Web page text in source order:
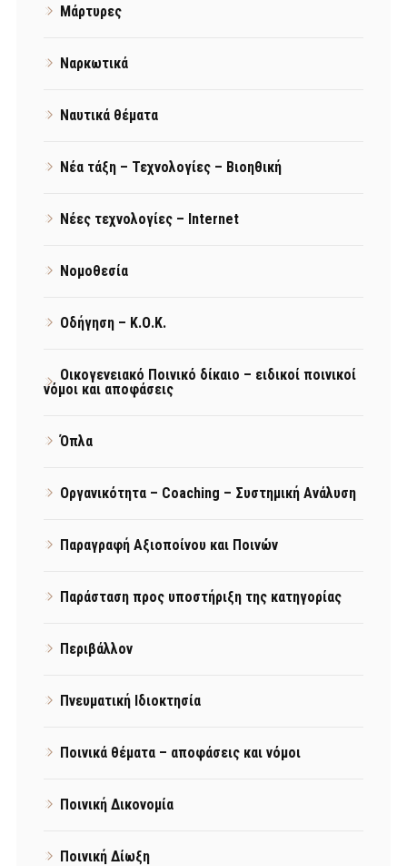
Μάρτυρες
Ναρκωτικά
Ναυτικά θέματα
Νέα τάξη – Τεχνολογίες – Βιοηθική
Νέες τεχνολογίες – Internet
Νομοθεσία
Οδήγηση – Κ.Ο.Κ.
Οικογενειακό Ποινικό δίκαιο – ειδικοί ποινικοί
νόμοι και αποφάσεις
Όπλα
Οργανικότητα – Coaching – Συστημική Ανάλυση
Παραγραφή Αξιοποίνου και Ποινών
Παράσταση προς υποστήριξη της κατηγορίας
Περιβάλλον
Πνευματική Ιδιοκτησία
Ποινικά θέματα – αποφάσεις και νόμοι
Ποινική Δικονομία
Ποινική Δίωξη